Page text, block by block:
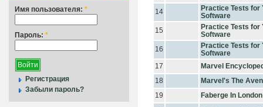
Имя пользователя: *
Пароль: *
Регистрация
Забыли пароль?
14
Practice Tests for
Software
15
Practice Tests for
Software
16
Practice Tests for
Software
17
Marvel
18
Marvel's The
19
Faberge In London